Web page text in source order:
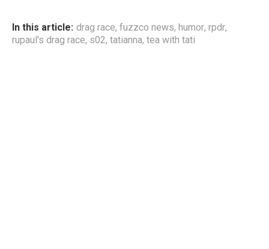
In this article: drag race, fuzzco news, humor, rpdr,
rupaul's drag race, s02, tatianna, tea with tati